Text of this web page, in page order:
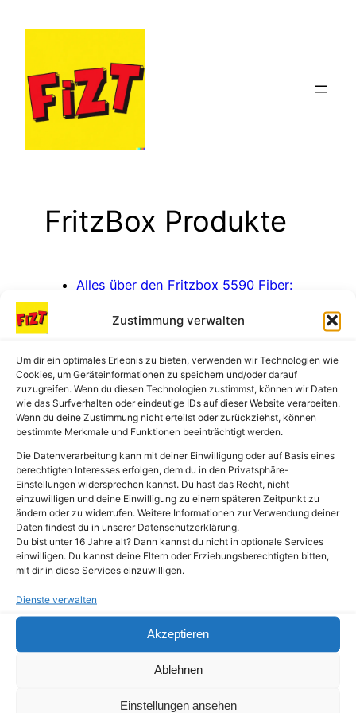
Zustimmung verwalten
Um dir ein optimales Erlebnis zu bieten, verwenden wir Technologien wie
Cookies, um Geräteinformationen zu speichern und/oder darauf
zuzugreifen. Wenn du diesen Technologien zustimmst, können wir Daten
wie das Surfverhalten oder eindeutige IDs auf dieser Website verarbeiten.
Wenn du deine Zustimmung nicht erteilst oder zurückziehst, können
bestimmte Merkmale und Funktionen beeinträchtigt werden.
Die Datenverarbeitung kann mit deiner Einwilligung oder auf Basis eines
berechtigten Interesses erfolgen, dem du in den Privatsphäre-
Einstellungen widersprechen kannst. Du hast das Recht, nicht
einzuwilligen und deine Einwilligung zu einem späteren Zeitpunkt zu
ändern oder zu widerrufen. Weitere Informationen zur Verwendung deiner
Daten findest du in unserer Datenschutzerklärung.
Du bist unter 16 Jahre alt? Dann kannst du nicht in optionale Services
einwilligen. Du kannst deine Eltern oder Erziehungsberechtigten bitten,
mit dir in diese Services einzuwilligen.
Dienste verwalten
Akzeptieren
Ablehnen
Einstellungen ansehen
FritzBox Produkte
Alles über den Fritzbox 5590 Fiber:
6490: Dein All-in-One Router für
7590: Technische Daten
6690: Top-Kabelrouter mit Wi-Fi 6 &
Mesh-Technologie
5690 Pro: GPON bis 2,5 GBit/s und
Wi-Fi 7: Verkaufsstart schon bald
6670 Cable: Wi-Fi 7, TV-Tuner und
Zigbee
FRITZ!Smart Energy 250 – Neuer
Stromsensor von AVM:
Energieverbrauch leicht auslesen
Alles über den Fritz Repeater 6000:
Schnelles WLAN überall
Fritz Smart Energy 250 kaufen: Jetzt
Datenschutzerklärung